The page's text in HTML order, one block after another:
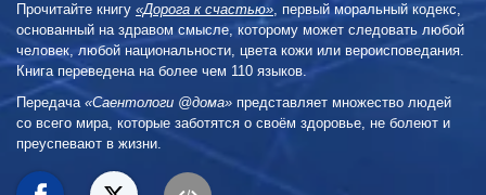
Прочитайте книгу «Дорога к счастью», первый моральный кодекс,
основанный на здравом смысле, которому может следовать любой
человек, любой национальности, цвета кожи или вероисповедания.
Книга переведена на более чем 110 языков.
Передача «Саентологи @дома» представляет множество людей
со всего мира, которые заботятся о своём здоровье, не болеют и
преуспевают в жизни.